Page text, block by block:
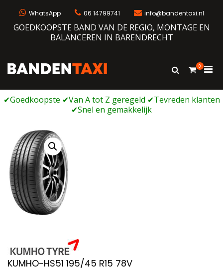
WhatsApp 06 14799741 info@bandentaxi.nl
GOEDKOOPSTE BAND VAN DE REGIO, MONTAGE EN
BALANCEREN IN BARENDRECHT
Bandengarage met eigen webshop
Toon
0
voor
KUMHO-HS51 195/45 R15 78V